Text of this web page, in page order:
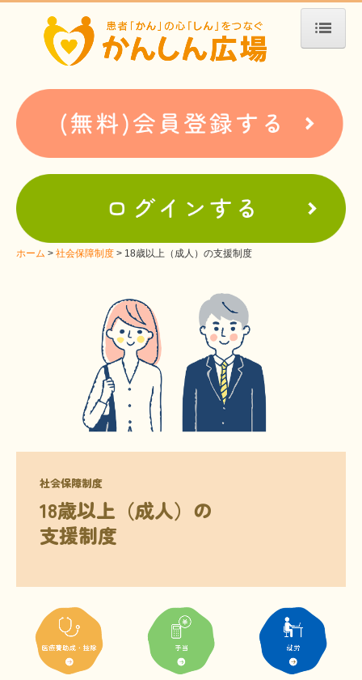
ホーム
患者会・支援団体紹介
疾患別検索
疾患分類検索
支援中ホームページ一例
WEBメディアに関するコラム
文献に関するコラム
子どもに関するコラム
お金に関するコラム
難病の日
医療従事者へのインタビュー
患者さんとご家族へのインタビュー
ホーム 社会保障制度 18歳以上（成人）の支援制度
社会保障制度
18歳以上（成人）の
支援制度